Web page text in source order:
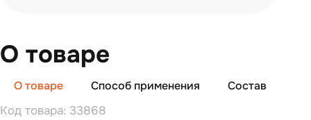
О товаре
О товаре Способ применения Состав
Код товара: 33868